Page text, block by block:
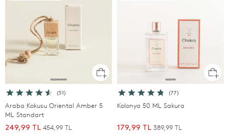
(51)
Araba Kokusu Oriental Amber 5
ML Standart
249,99 TL 454,99 TL
(77)
Kolonya 50 ML Sakura
179,99 TL 389,99 TL